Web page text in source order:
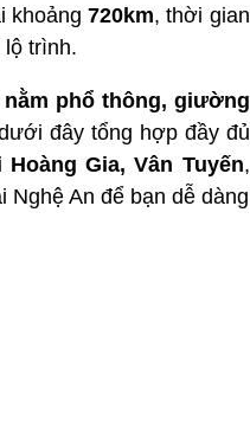
khoảng720km, thời gian
lộ trình.
phổ thông, giường
đây tổng hợp đầy đủ
Gia, Vân Tuyến,
Nghệ An để bạn dễ dàng